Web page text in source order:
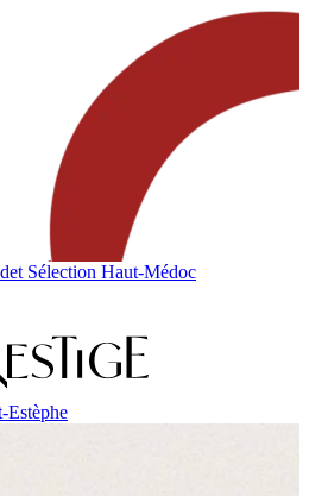
Sélection Haut-Médoc
Estèphe